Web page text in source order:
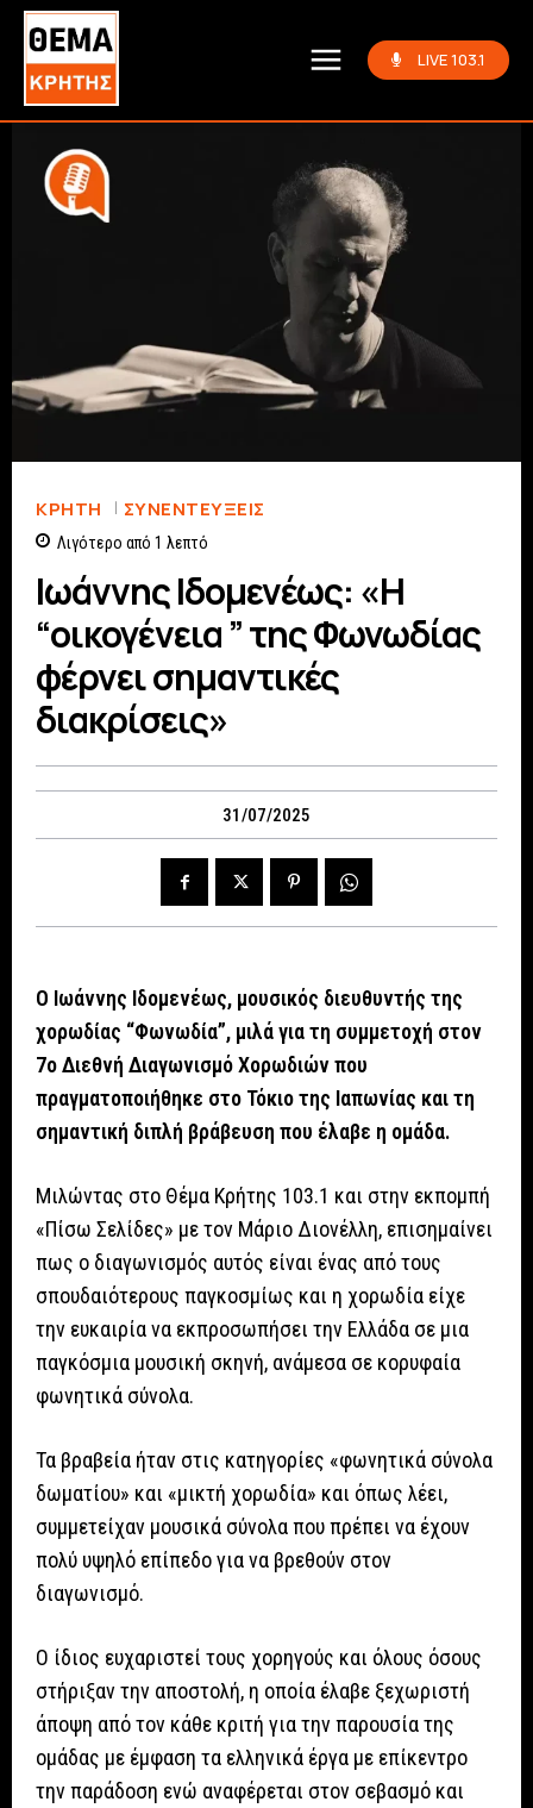
LIVE 103.1
ΚΡΗΤΗ ΣΥΝΕΝΤΕΎΞΕΙΣ
Λιγότερο από 1 λεπτό
Ιωάννης Ιδομενέως: «Η
“οικογένεια ” της Φωνωδίας
φέρνει σημαντικές
διακρίσεις»
31/07/2025
Ο Ιωάννης Ιδομενέως, μουσικός διευθυντής της
χορωδίας “Φωνωδία”, μιλά για τη συμμετοχή στον
7ο Διεθνή Διαγωνισμό Χορωδιών που
πραγματοποιήθηκε στο Τόκιο της Ιαπωνίας και τη
σημαντική διπλή βράβευση που έλαβε η ομάδα.
Μιλώντας στο Θέμα Κρήτης 103.1 και στην εκπομπή
«Πίσω Σελίδες» με τον Μάριο Διονέλλη, επισημαίνει
πως ο διαγωνισμός αυτός είναι ένας από τους
σπουδαιότερους παγκοσμίως και η χορωδία είχε
την ευκαιρία να εκπροσωπήσει την Ελλάδα σε μια
παγκόσμια μουσική σκηνή, ανάμεσα σε κορυφαία
φωνητικά σύνολα.
Τα βραβεία ήταν στις κατηγορίες «φωνητικά σύνολα
δωματίου» και «μικτή χορωδία» και όπως λέει,
συμμετείχαν μουσικά σύνολα που πρέπει να έχουν
πολύ υψηλό επίπεδο για να βρεθούν στον
διαγωνισμό.
Ο ίδιος ευχαριστεί τους χορηγούς και όλους όσους
στήριξαν την αποστολή, η οποία έλαβε ξεχωριστή
άποψη από τον κάθε κριτή για την παρουσία της
ομάδας με έμφαση τα ελληνικά έργα με επίκεντρο
την παράδοση ενώ αναφέρεται στον σεβασμό και